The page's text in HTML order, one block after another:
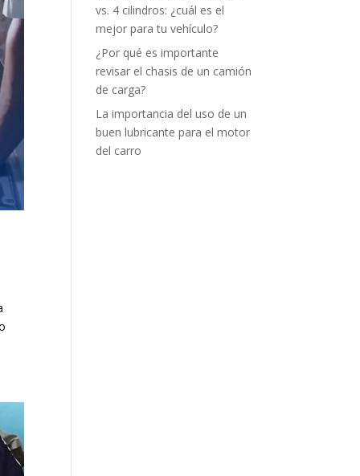
vs. 4 cilindros: ¿cuál es el
mejor para tu vehículo?
¿Por qué es importante
revisar el chasis de un camión
de carga?
La importancia del uso de un
buen lubricante para el motor
del carro